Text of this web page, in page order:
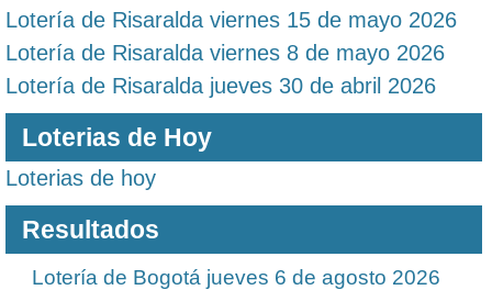
Lotería de Risaralda viernes 15 de mayo 2026
Lotería de Risaralda viernes 8 de mayo 2026
Lotería de Risaralda jueves 30 de abril 2026
Loterias de Hoy
Loterias de hoy
Resultados
Lotería de Bogotá jueves 6 de agosto 2026